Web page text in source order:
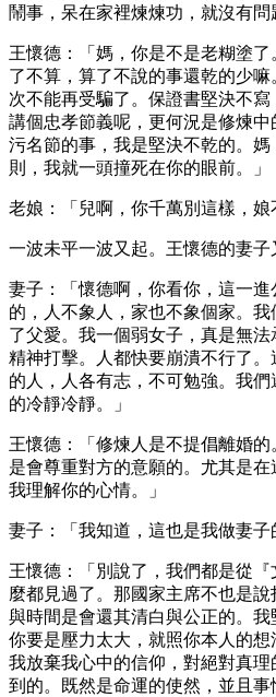
鬧事，呆在家裡煉煉功，就沒有問
王懷德：「媽，你是不是老糊塗
了不算，算了不說的事還乾的少
次不能再受騙了。保證書堅決不
講個忠孝節義呢，更何況是修煉
污名節的事，我是堅決不乾的。
則，我就一頭撞死在你的眼前。」
老娘：「兒啊，你千萬別這樣，娘
一波未平一波又起。王懷德的妻子
妻子：「懷德啊，你看你，這一
的，人不象人，家也不象個家。
了父愛。我一個弱女子，真是無
精神打擊。人都快要崩潰不行了
的人，人各有志，不可勉強。我
的冷靜冷靜。」
王懷德：「修煉人是不提倡離婚
是會尊重對方的意願的。尤其是在
我理解你的心情。」
妻子：「我知道，這也是我做妻子
王懷德：「別說了，我們都是從
麼都見過了。那國家主席不也是
與時間是會還其清白與公正的。我
你要是壓力太大，就照你本人的
我放棄我心中的信仰，對絕對真
到的。既然是命運的使然，並且事